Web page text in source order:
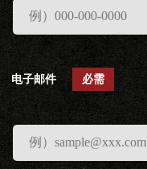
电子邮件 必需